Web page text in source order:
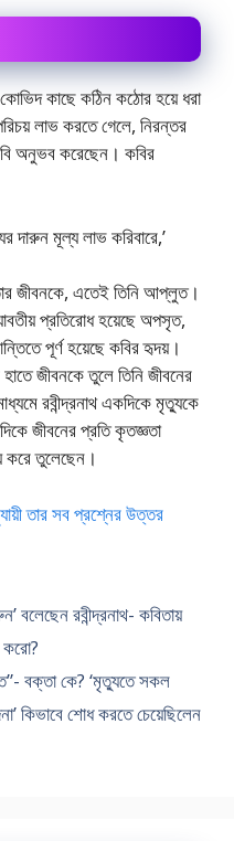
কাছে কঠিন কঠোর হয়ে ধরা
লাভ করতে গেলে, নিরন্তর
অনুভব করেছেন। কবির
মূল্য লাভ করিবারে,’
জীবনকে, এতেই তিনি আপ্লুত।
প্রতিরোধ হয়েছে অপসৃত,
পূর্ণ হয়েছে কবির হৃদয়।
জীবনকে তুলে তিনি জীবনের
রবীন্দ্রনাথ একদিকে মৃত্যুকে
জীবনের প্রতি কৃতজ্ঞতা
করে তুলেছেন।
তার সব প্রশ্নের উত্তর
বলেছেন রবীন্দ্রনাথ- কবিতায়
করো?
বক্তা কে? ‘মৃত্যুতে সকল
কিভাবে শোধ করতে চেয়েছিলেন